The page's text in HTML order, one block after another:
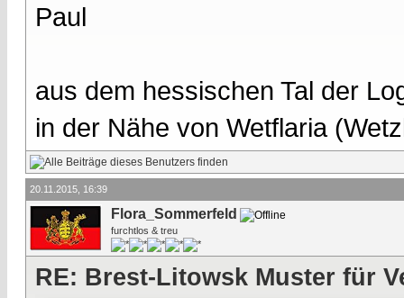
Paul
aus dem hessischen Tal der
in der Nähe von Wetflaria
20.11.2015, 16:39
Flora_Sommerfeld
furchtlos & treu
RE: Brest-Litowsk Muster für